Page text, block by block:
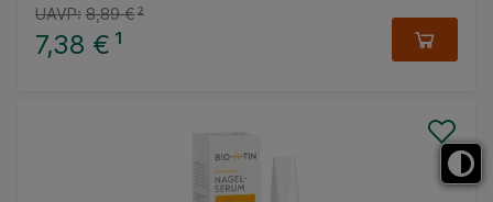
7,38 € ¹
UAVP: 8,89 €²